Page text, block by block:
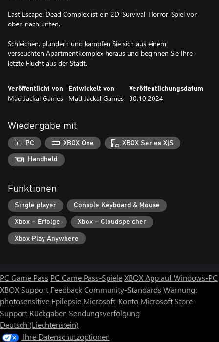
Last Escape: Dead Complex ist ein 2D-Survival-Horror-Spiel von
oben nach unten.
Schleichen, plündern und kämpfen Sie sich aus einem
verseuchten Apartmentkomplex heraus und beginnen Sie Ihre
letzte Flucht aus der Stadt.
Veröffentlicht von
Mad Jackal Games
Entwickelt von
Mad Jackal Games
Veröffentlichungsdatum
30.10.2024
Wiedergabe mit
PC XBOX One XBOX Series X|S
Handheld
Funktionen
Single player Console Keyboard & Mouse
Xbox – Erfolge Xbox – Cloudspeicher
Xbox Play Anywhere
PC Game Pass PC Game Pass-SpieleXBOX App auf Windows-PC
XBOX Support FeedbackCommunity-Standards Warnung:
photosensitive Epilepsie Microsoft-Konto Microsoft Store-
Support Rückgaben Sendungsverfolgung
Deutsch (Liechtenstein)
Ihre Datenschutzoptionen